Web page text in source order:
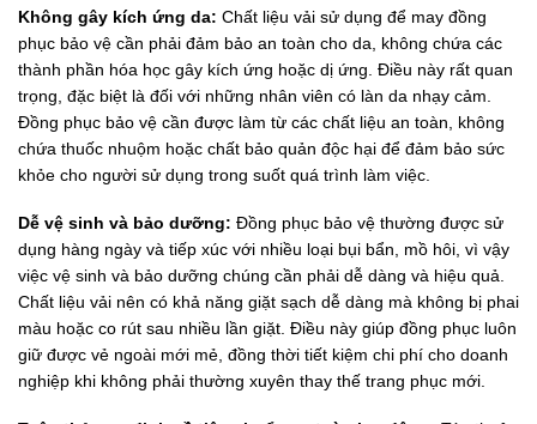
Không gây kích ứng da: Chất liệu vải sử dụng để may đồng
phục bảo vệ cần phải đảm bảo an toàn cho da, không chứa các
thành phần hóa học gây kích ứng hoặc dị ứng. Điều này rất quan
trọng, đặc biệt là đối với những nhân viên có làn da nhạy cảm.
Đồng phục bảo vệ cần được làm từ các chất liệu an toàn, không
chứa thuốc nhuộm hoặc chất bảo quản độc hại để đảm bảo sức
khỏe cho người sử dụng trong suốt quá trình làm việc.
Dễ vệ sinh và bảo dưỡng: Đồng phục bảo vệ thường được sử
dụng hàng ngày và tiếp xúc với nhiều loại bụi bẩn, mồ hôi, vì vậy
việc vệ sinh và bảo dưỡng chúng cần phải dễ dàng và hiệu quả.
Chất liệu vải nên có khả năng giặt sạch dễ dàng mà không bị phai
màu hoặc co rút sau nhiều lần giặt. Điều này giúp đồng phục luôn
giữ được vẻ ngoài mới mẻ, đồng thời tiết kiệm chi phí cho doanh
nghiệp khi không phải thường xuyên thay thế trang phục mới.